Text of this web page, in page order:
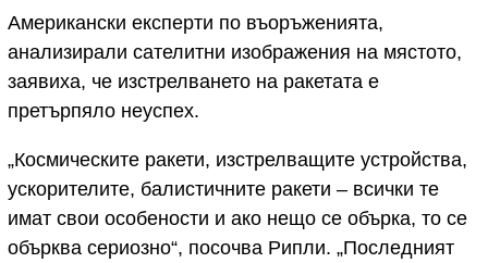
Американски експерти по въоръженията,
анализирали сателитни изображения на мястото,
заявиха, че изстрелването на ракетата е
претърпяло неуспех.
„Космическите ракети, изстрелващите устройства,
ускорителите, балистичните ракети – всички те
имат свои особености и ако нещо се обърка, то се
обърква сериозно“, посочва Рипли. „Последният